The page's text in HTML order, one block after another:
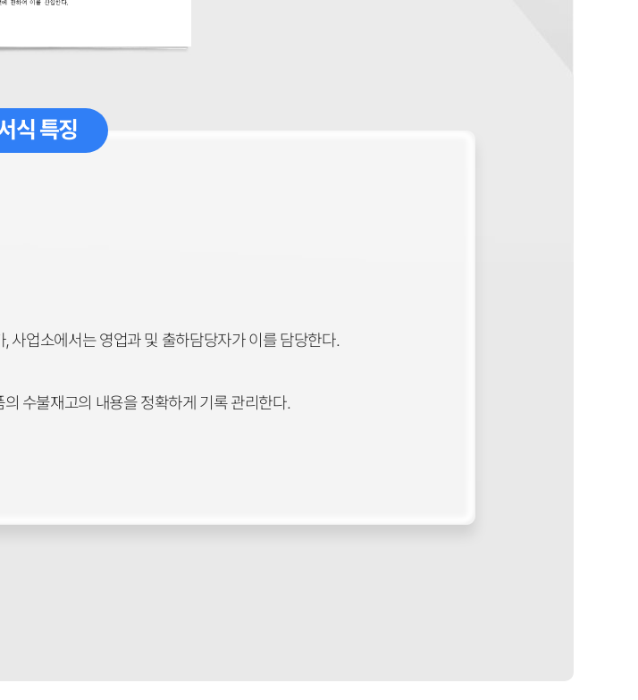
식 특징
사업소에서는 영업과 및 출하담당자가 이를 담당한다.
수불재고의 내용을 정확하게 기록 관리한다.